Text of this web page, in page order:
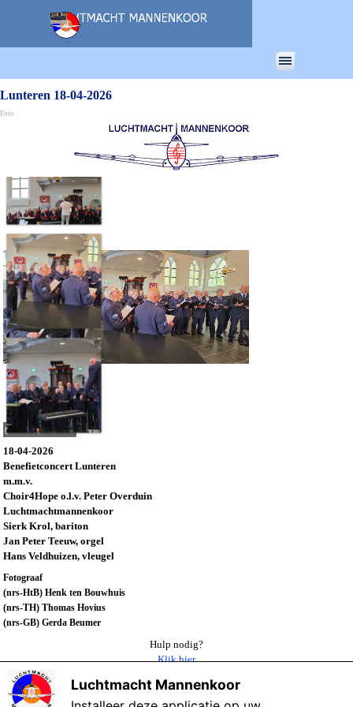
Lunteren 18-04-2026
Foto
(151-TH) Oefenen
18-04-2026
Benefietconcert Lunteren
m.m.v.
Choir4Hope o.l.v. Peter Overduin
Luchtmachtmannenkoor
Sierk Krol, bariton
Jan Peter Teeuw, orgel
Hans Veldhuizen, vleugel
Fotograaf
(nrs-HtB) Henk ten Bouwhuis
(nrs-TH) Thomas Hovius
(nrs-GB) Gerda Beumer
Hulp nodig?
Klik hier
Terug naar overzicht 2025
Luchtmacht Mannenkoor
X